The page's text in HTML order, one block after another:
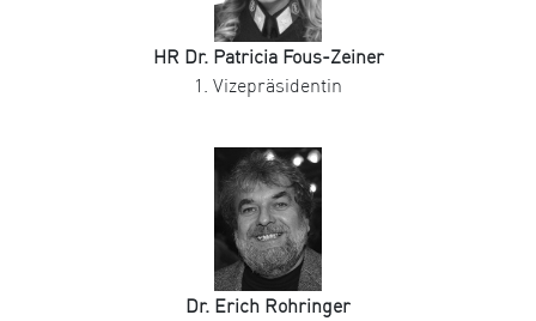
HR Dr. Patricia Fous-Zeiner
1. Vizepräsidentin
Dr. Erich Rohringer